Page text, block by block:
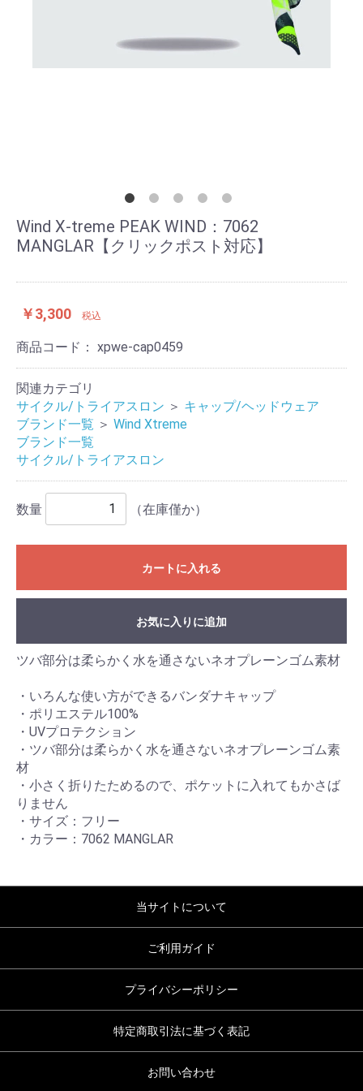
Wind X-treme PEAK WIND：7062
MANGLAR【クリックポスト対応】
￥3,300 税込
商品コード： xpwe-cap0459
関連カテゴリ
サイクル/トライアスロン ＞ キャップ/ヘッドウェア
ブランド一覧 ＞ Wind Xtreme
ブランド一覧
サイクル/トライアスロン
数量 （在庫僅か）
カートに入れる
お気に入りに追加
ツバ部分は柔らかく水を通さないネオプレーンゴム素材
・いろんな使い方ができるバンダナキャップ
・ポリエステル100%
・UVプロテクション
・ツバ部分は柔らかく水を通さないネオプレーンゴム素
材
・小さく折りたためるので、ポケットに入れてもかさば
りません
・サイズ：フリー
・カラー：7062 MANGLAR
当サイトについて
ご利用ガイド
プライバシーポリシー
特定商取引法に基づく表記
お問い合わせ